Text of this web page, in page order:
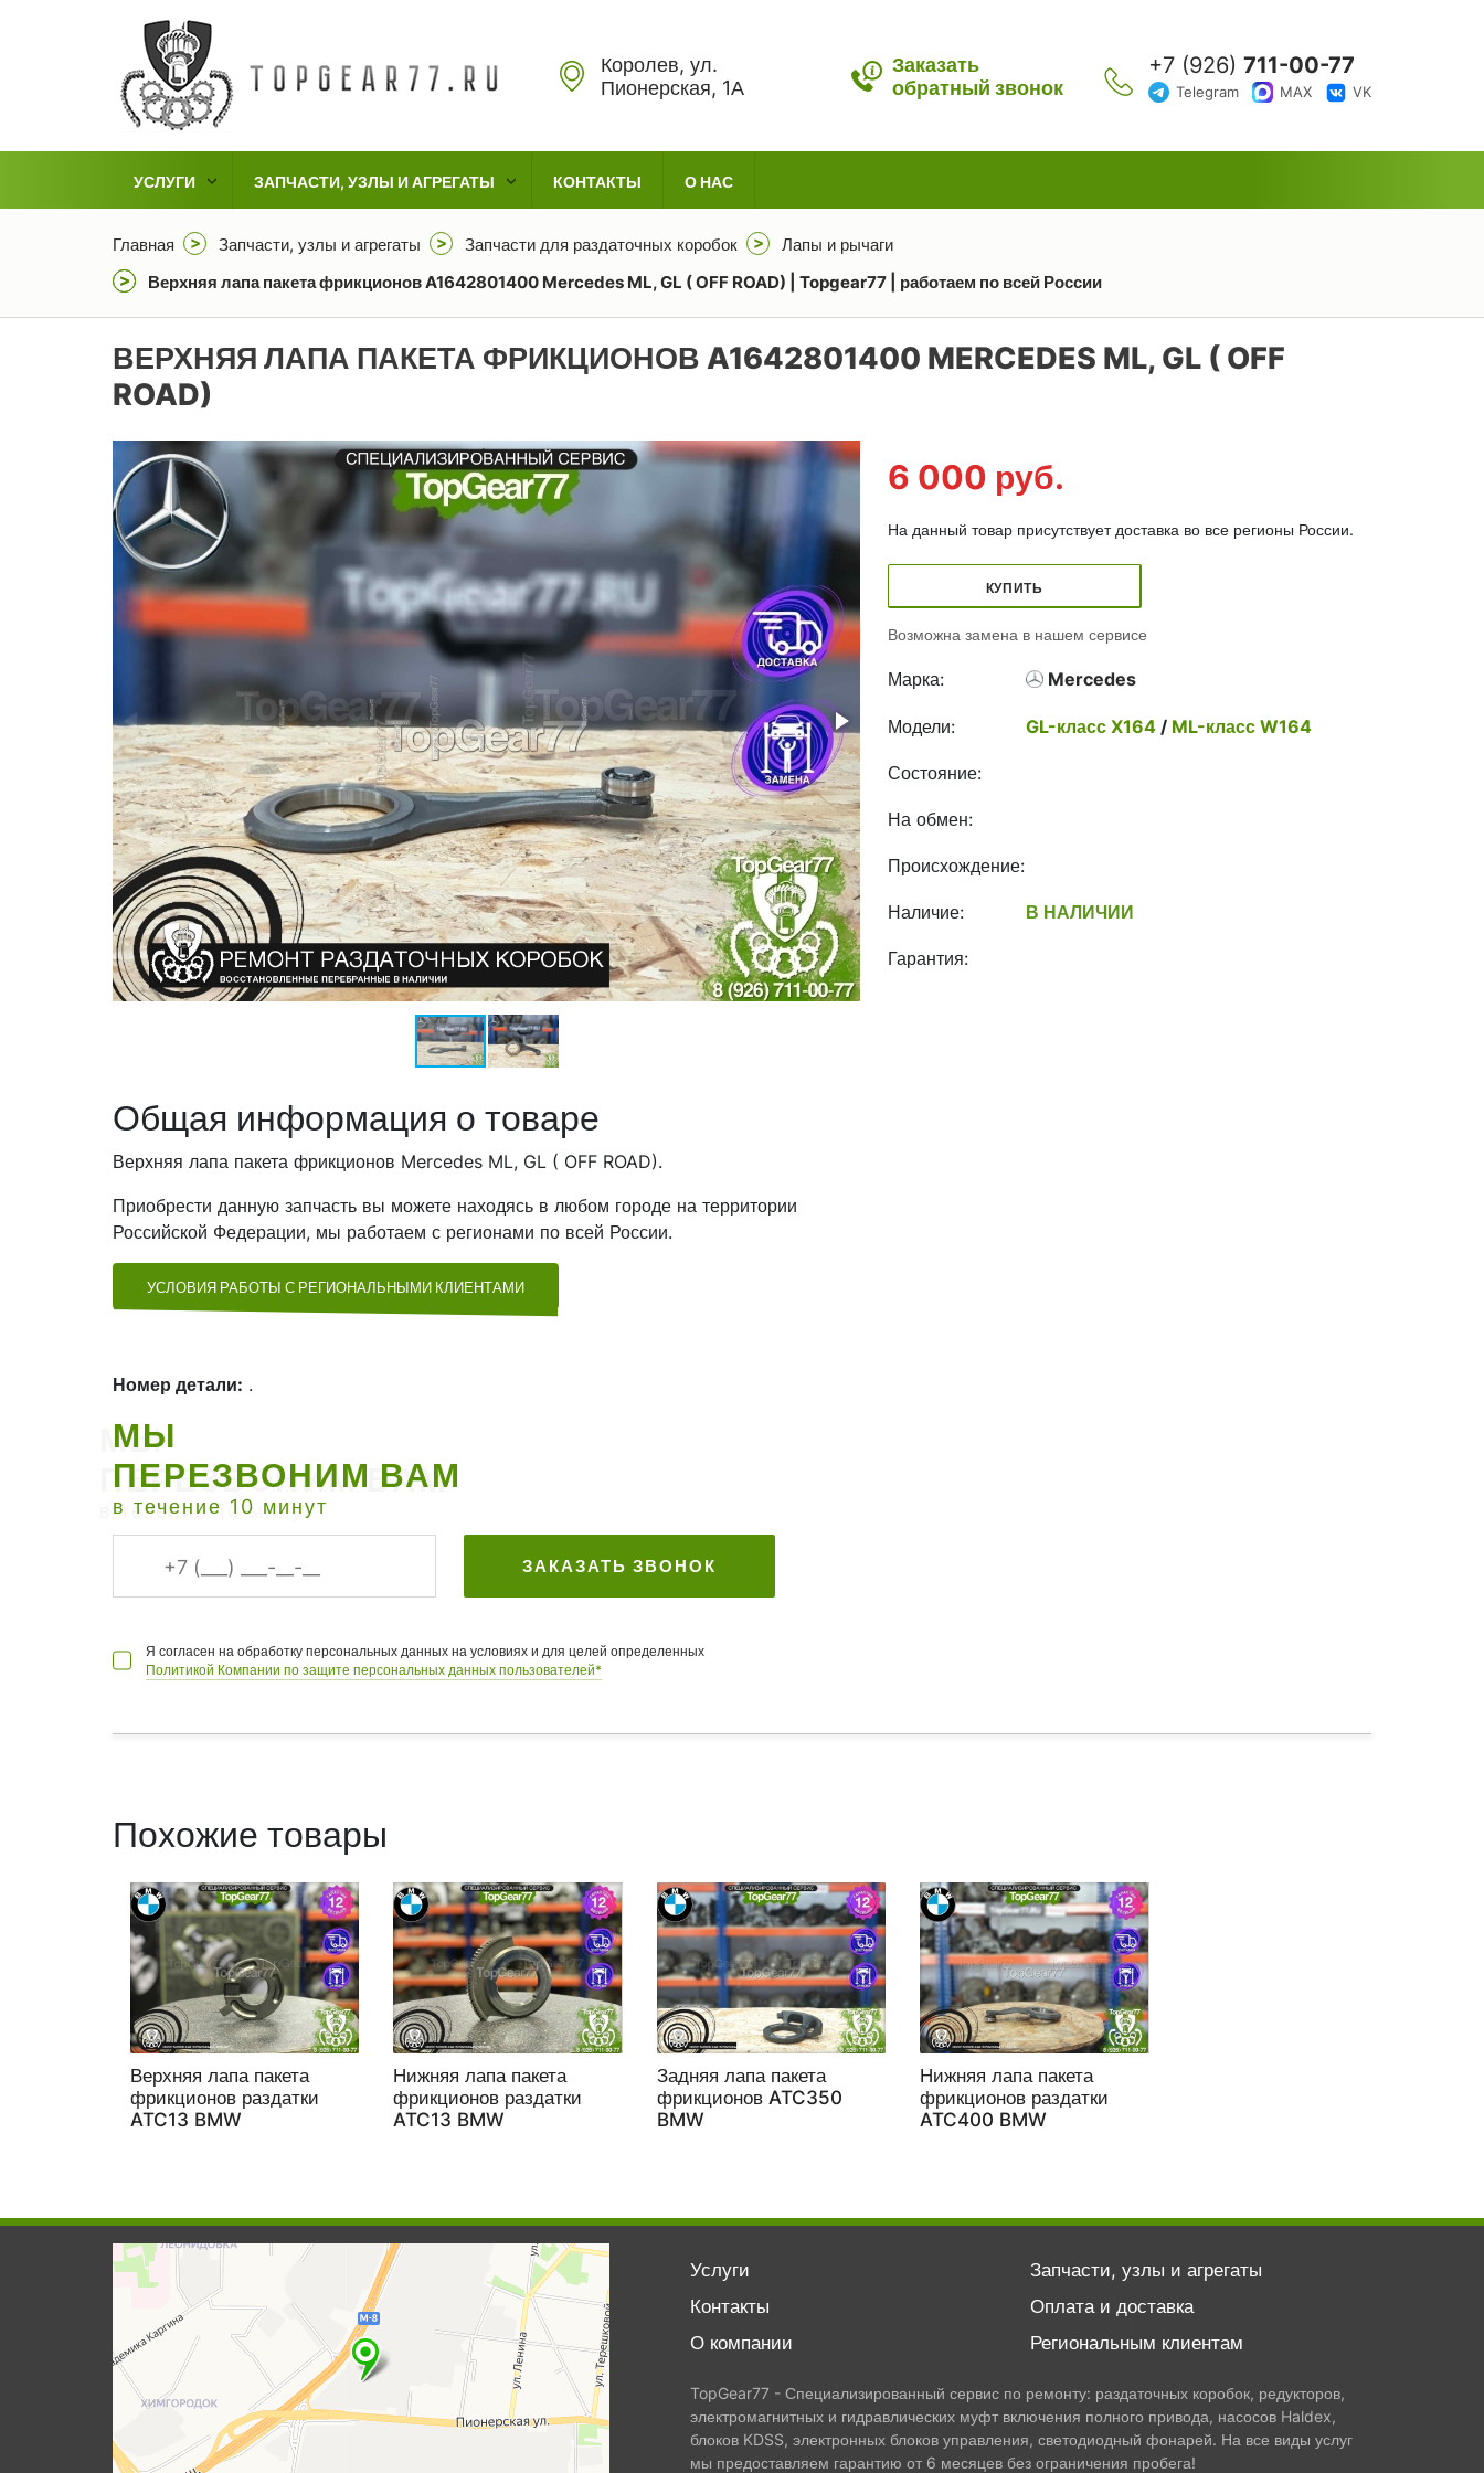
Королев, ул.
Пионерская, 1А
Заказать
обратный звонок
+7 (926) 711-00-77
Telegram MAX VK
УСЛУГИ ЗАПЧАСТИ, УЗЛЫ И АГРЕГАТЫ КОНТАКТЫ О НАС
Главная Запчасти, узлы и агрегаты Запчасти для раздаточных коробок
Лапы и рычаги
Верхняя лапа пакета фрикционов A1642801400 Mercedes ML, GL ( OFF ROAD) | Topgear77 | работаем по всей России
ВЕРХНЯЯ ЛАПА ПАКЕТА ФРИКЦИОНОВ A1642801400 MERCEDES ML, GL ( OFF
ROAD)
6 000 руб.
На данный товар присутствует доставка во все регионы России.
КУПИТЬ
Возможна замена в нашем сервисе
Марка: Mercedes
Модели: GL-класс X164 / ML-класс W164
Состояние:
На обмен:
Происхождение:
Наличие: В НАЛИЧИИ
Гарантия:
Общая информация о товаре
Верхняя лапа пакета фрикционов Mercedes ML, GL ( OFF ROAD).
Приобрести данную запчасть вы можете находясь в любом городе на территории
Российской Федерации, мы работаем с регионами по всей России.
УСЛОВИЯ РАБОТЫ С РЕГИОНАЛЬНЫМИ КЛИЕНТАМИ
Номер детали: .
МЫ
ПЕРЕЗВОНИМ ВАМ
в течение 10 минут
ЗАКАЗАТЬ ЗВОНОК
Я согласен на обработку персональных данных на условиях и для целей определенных
Политикой Компании по защите персональных данных пользователей*
Похожие товары
Верхняя лапа пакета
фрикционов раздатки
ATC13 BMW
Нижняя лапа пакета
фрикционов раздатки
ATC13 BMW
Задняя лапа пакета
фрикционов ATC350
BMW
Нижняя лапа пакета
фрикционов раздатки
ATC400 BMW
Услуги
Запчасти, узлы и агрегаты
Контакты
Оплата и доставка
О компании
Региональным клиентам
TopGear77 - Специализированный сервис по ремонту: раздаточных коробок, редукторов,
электромагнитных и гидравлических муфт включения полного привода, насосов Haldex,
блоков KDSS, электронных блоков управления, светодиодный фонарей. На все виды услуг
мы предоставляем гарантию от 6 месяцев без ограничения пробега!